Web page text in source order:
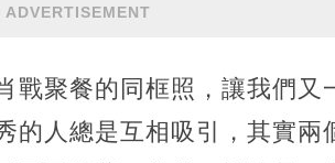
ADVERTISEMENT
戰聚餐的同框照，讓我們又
的人總是互相吸引，其實兩